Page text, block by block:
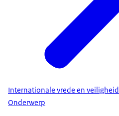
Internationale vrede en veiligheid
Onderwerp